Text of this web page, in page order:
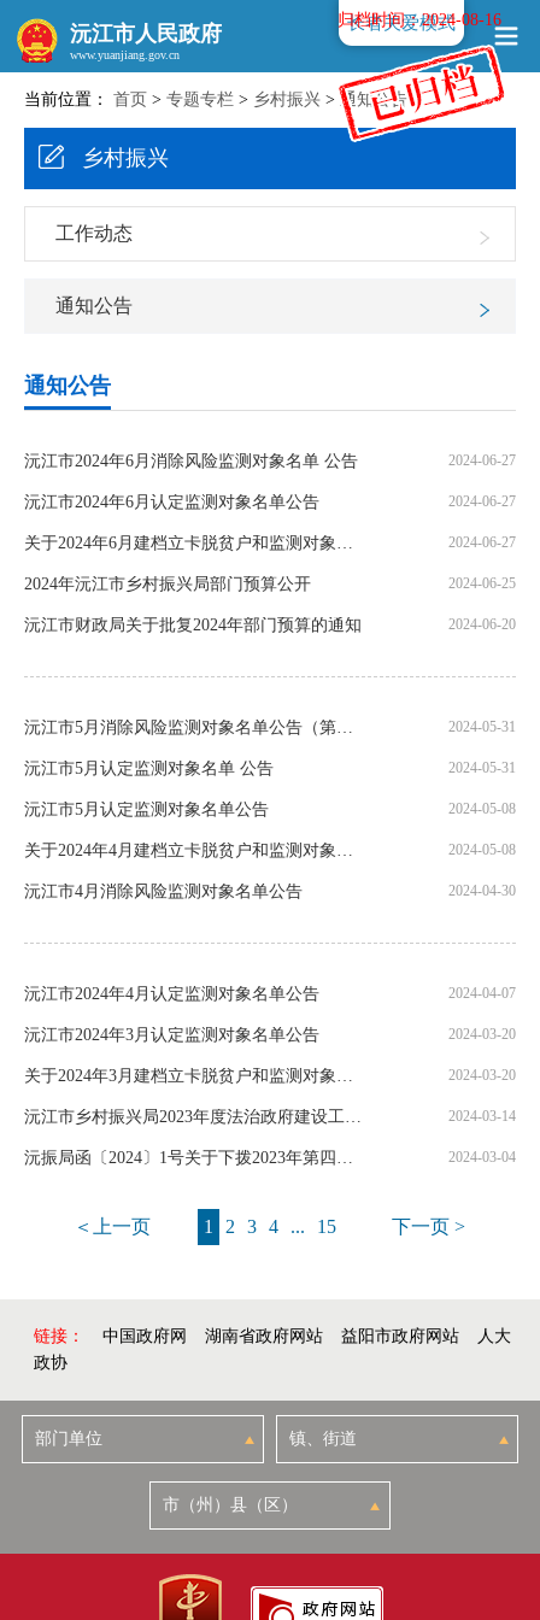
归档时间：2024-08-16
沅江市人民政府
www.yuanjiang.gov.cn
当前位置： 首页 > 专题专栏 > 乡村振兴 > 通知公告
乡村振兴
工作动态
通知公告
通知公告
沅江市2024年6月消除风险监测对象名单 公告 2024-06-27
沅江市2024年6月认定监测对象名单公告 2024-06-27
关于2024年6月建档立卡脱贫户和监测对象自然变更的公告 2024-06-27
2024年沅江市乡村振兴局部门预算公开 2024-06-25
沅江市财政局关于批复2024年部门预算的通知 2024-06-20
沅江市5月消除风险监测对象名单公告（第二批） 2024-05-31
沅江市5月认定监测对象名单 公告 2024-05-31
沅江市5月认定监测对象名单公告 2024-05-08
关于2024年4月建档立卡脱贫户和监测对象自然变更的公告 2024-05-08
沅江市4月消除风险监测对象名单公告 2024-04-30
沅江市2024年4月认定监测对象名单公告 2024-04-07
沅江市2024年3月认定监测对象名单公告 2024-03-20
关于2024年3月建档立卡脱贫户和监测对象自然变更的公告 2024-03-20
沅江市乡村振兴局2023年度法治政府建设工作报告 2024-03-14
沅振局函〔2024〕1号关于下拨2023年第四季度脱贫人口小额信贷贴息资金的函 2024-03-04
＜上一页 1 2 3 4 ... 15 下一页 >
链接： 中国政府网 湖南省政府网站 益阳市政府网站
人大
政协
长者关爱模式